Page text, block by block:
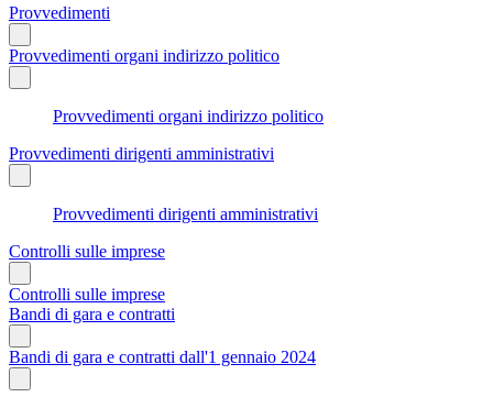
Provvedimenti
Provvedimenti organi indirizzo politico
Provvedimenti organi indirizzo politico
Provvedimenti dirigenti amministrativi
Provvedimenti dirigenti amministrativi
Controlli sulle imprese
Controlli sulle imprese
Bandi di gara e contratti
Bandi di gara e contratti dall'1 gennaio 2024